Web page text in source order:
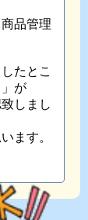
品管理
たとこ
が
しまし
ます。